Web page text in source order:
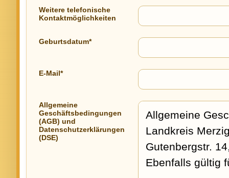
Weitere telefonische
Kontaktmöglichkeiten
Geburtsdatum*
E-Mail*
Allgemeine
Geschäftsbedingungen
(AGB) und
Datenschutzerklärungen
(DSE)